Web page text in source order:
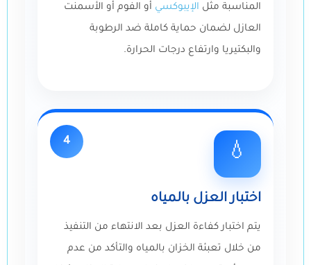
المناسبة مثل الإيبوكسي أو الفوم أو الأسمنت
العازل لضمان حماية كاملة ضد الرطوبة
والبكتيريا وارتفاع درجات الحرارة.
4
💧
اختبار العزل بالمياه
يتم اختبار كفاءة العزل بعد الانتهاء من التنفيذ
من خلال تعبئة الخزان بالمياه والتأكد من عدم